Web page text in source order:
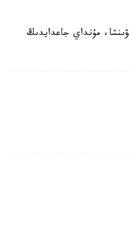
مۇنداي جاعدايدىڭ